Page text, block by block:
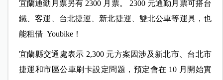
宜蘭通勤月票另有 2300 月票。 2300 元通勤月票可搭台
鐵、客運、台北捷運、新北捷運、雙北公車等運具，也
能租借 Youbike！
宜蘭縣交通處表示 2,300 元方案因涉及新北市、台北市
捷運和市區公車刷卡設定問題，預定會在 10 月開始實